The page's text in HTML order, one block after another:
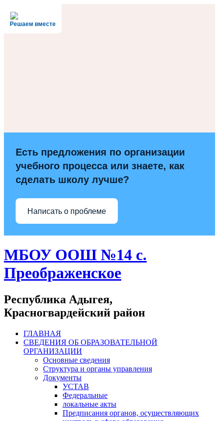
Решаем вместе
Есть предложения по организации
учебного процесса или знаете, как
сделать школу лучше?
Написать о проблеме
МБОУ ООШ №14 с.
Преображенское
Республика Адыгея,
Красногвардейский район
ГЛАВНАЯ
СВЕДЕНИЯ ОБ ОБРАЗОВАТЕЛЬНОЙ
ОРГАНИЗАЦИИ
Основные сведения
Структура и органы управления
Документы
УСТАВ
Федеральные
локальные акты
Предписания органов, осуществляющих